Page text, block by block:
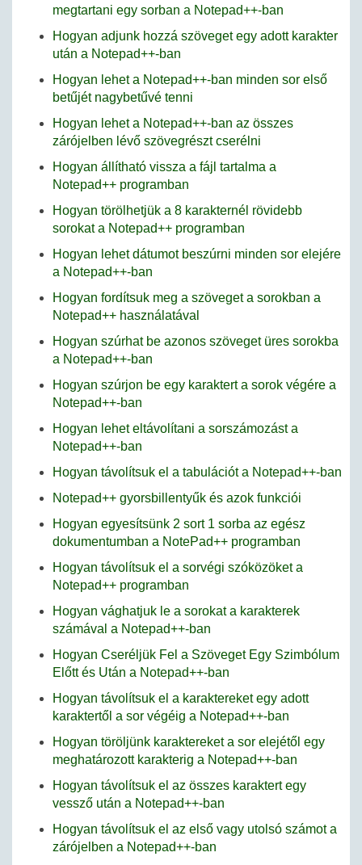
megtartani egy sorban a Notepad++-ban
Hogyan adjunk hozzá szöveget egy adott karakter
után a Notepad++-ban
Hogyan lehet a Notepad++-ban minden sor első
betűjét nagybetűvé tenni
Hogyan lehet a Notepad++-ban az összes
zárójelben lévő szövegrészt cserélni
Hogyan állítható vissza a fájl tartalma a
Notepad++ programban
Hogyan törölhetjük a 8 karakternél rövidebb
sorokat a Notepad++ programban
Hogyan lehet dátumot beszúrni minden sor elejére
a Notepad++-ban
Hogyan fordítsuk meg a szöveget a sorokban a
Notepad++ használatával
Hogyan szúrhat be azonos szöveget üres sorokba
a Notepad++-ban
Hogyan szúrjon be egy karaktert a sorok végére a
Notepad++-ban
Hogyan lehet eltávolítani a sorszámozást a
Notepad++-ban
Hogyan távolítsuk el a tabulációt a Notepad++-ban
Notepad++ gyorsbillentyűk és azok funkciói
Hogyan egyesítsünk 2 sort 1 sorba az egész
dokumentumban a NotePad++ programban
Hogyan távolítsuk el a sorvégi szóközöket a
Notepad++ programban
Hogyan vághatjuk le a sorokat a karakterek
számával a Notepad++-ban
Hogyan Cseréljük Fel a Szöveget Egy Szimbólum
Előtt és Után a Notepad++-ban
Hogyan távolítsuk el a karaktereket egy adott
karaktertől a sor végéig a Notepad++-ban
Hogyan töröljünk karaktereket a sor elejétől egy
meghatározott karakterig a Notepad++-ban
Hogyan távolítsuk el az összes karaktert egy
vessző után a Notepad++-ban
Hogyan távolítsuk el az első vagy utolsó számot a
zárójelben a Notepad++-ban